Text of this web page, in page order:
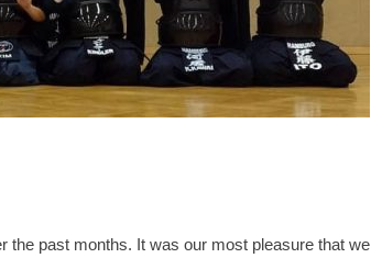
the past months. It was our most pleasure that we